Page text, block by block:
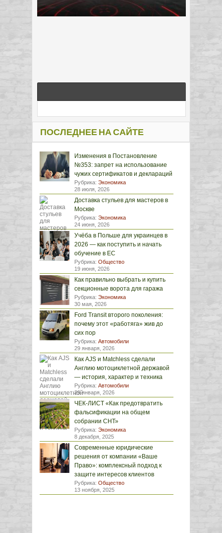
ПОСЛЕДНЕЕ НА САЙТЕ
Изменения в Постановление
№353: запрет на использование
чужих сертификатов и деклараций
Рубрика: Экономика
28 июля, 2026
Доставка стульев для мастеров в
Москве
Рубрика: Экономика
24 июня, 2026
Учёба в Польше для украинцев в
2026 — как поступить и начать
обучение в ЕС
Рубрика: Общество
19 июня, 2026
Как правильно выбрать и купить
секционные ворота для гаража
Рубрика: Экономика
30 мая, 2026
Ford Transit второго поколения:
почему этот «работяга» жив до
сих пор
Рубрика: Автомобили
29 января, 2026
Как AJS и Matchless сделали
Англию мотоциклетной державой
— история, характер и техника
Рубрика: Автомобили
29 января, 2026
ЧЕК-ЛИСТ «Как предотвратить
фальсификации на общем
собрании СНТ»
Рубрика: Экономика
8 декабря, 2025
Современные юридические
решения от компании «Ваше
Право»: комплексный подход к
защите интересов клиентов
Рубрика: Общество
13 ноября, 2025